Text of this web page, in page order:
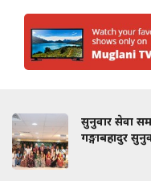
सुनुवार सेवा समाज
गङ्गाबहादुर सुनुवारको